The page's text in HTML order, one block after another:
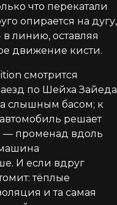
что перекатали
опирается на дугу,
линию, оставляя
движение кисти.
смотрится
по Шейха Зайеда
слышным басом; к
решает
— променад вдоль
И если вдруг
тёплые
и та самая